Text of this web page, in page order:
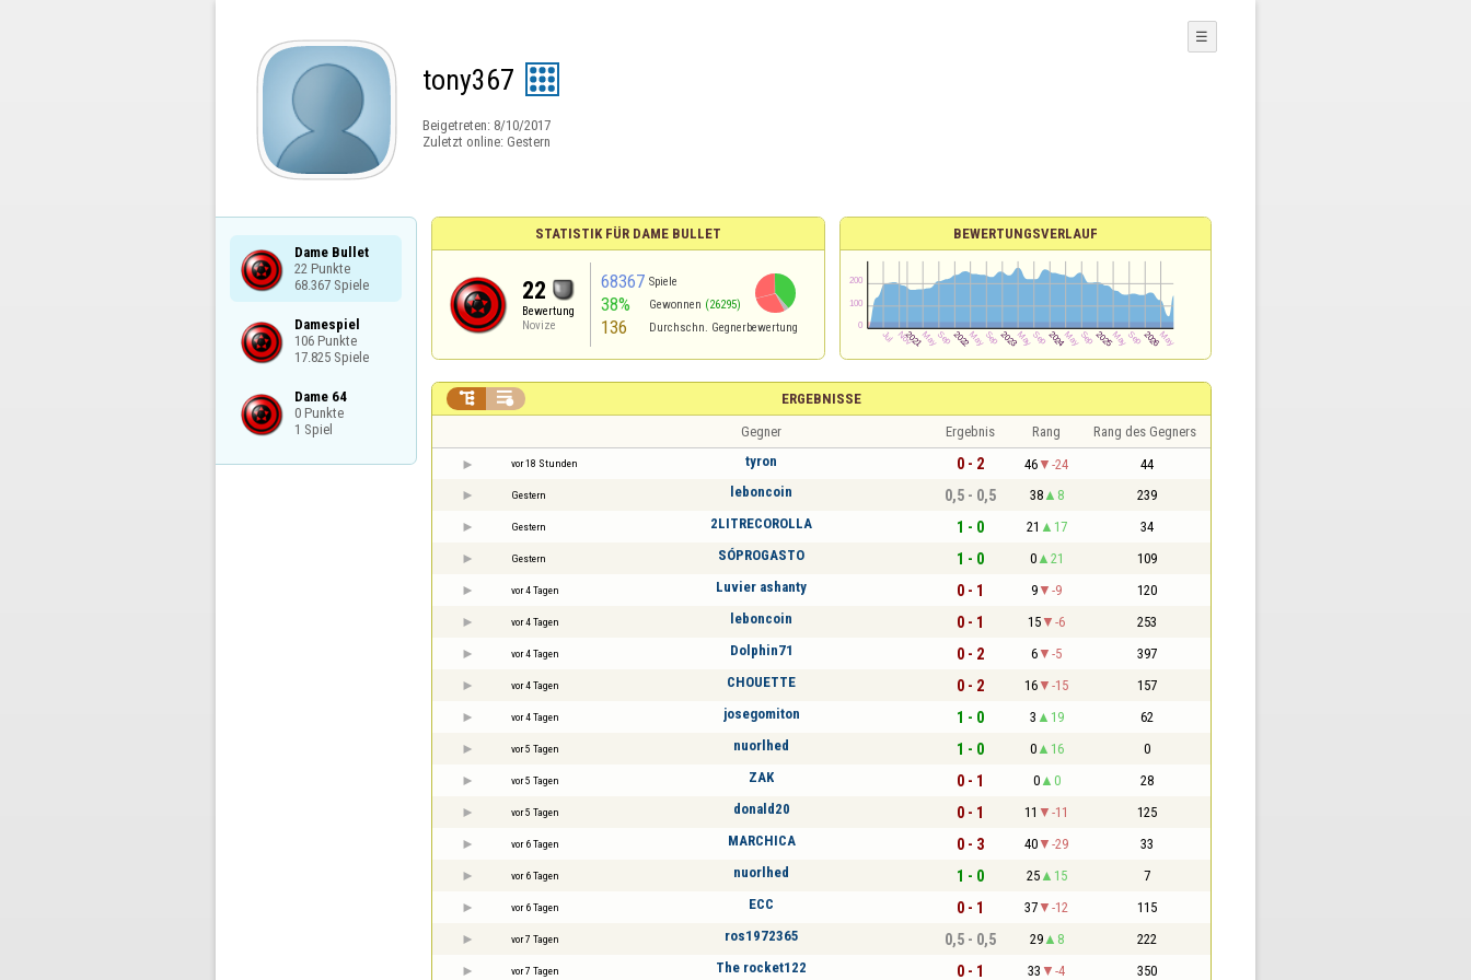
tony367
Beigetreten: 8/10/2017
Zuletzt online: Gestern
☰
Dame Bullet
22 Punkte
68.367 Spiele
Damespiel
106 Punkte
17.825 Spiele
Dame 64
0 Punkte
1 Spiel
STATISTIK FÜR DAME BULLET
22
Bewertung
Novize
68367 Spiele
38% Gewonnen (26295)
136 Durchschn. Gegnerbewertung
BEWERTUNGSVERLAUF
ERGEBNISSE
 
Gegner Ergebnis Rang Rang des Gegners
vor 18 Stunden tyron 0 - 2 46 -24 44
Gestern leboncoin 0,5 - 0,5 38 8 239
Gestern 2LITRECOROLLA 1 - 0 21 17 34
Gestern SÓPROGASTO 1 - 0 0 21 109
vor 4 Tagen Luvier ashanty 0 - 1 9 -9 120
vor 4 Tagen leboncoin 0 - 1 15 -6 253
vor 4 Tagen Dolphin71 0 - 2 6 -5 397
vor 4 Tagen CHOUETTE 0 - 2 16 -15 157
vor 4 Tagen josegomiton 1 - 0 3 19 62
vor 5 Tagen nuorlhed 1 - 0 0 16 0
vor 5 Tagen ZAK 0 - 1 0 0 28
vor 5 Tagen donald20 0 - 1 11 -11 125
vor 6 Tagen MARCHICA 0 - 3 40 -29 33
vor 6 Tagen nuorlhed 1 - 0 25 15 7
vor 6 Tagen ECC 0 - 1 37 -12 115
vor 7 Tagen ros1972365 0,5 - 0,5 29 8 222
vor 7 Tagen The rocket122 0 - 1 33 -4 350